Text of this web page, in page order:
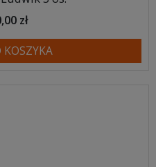
zł
KOSZYKA